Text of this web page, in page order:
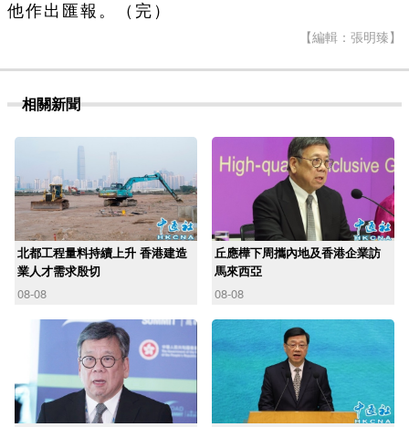
他作出匯報。（完）
【編輯：張明臻】
相關新聞
北都工程量料持續上升 香港建造
業人才需求殷切
08-08
丘應樺下周攜內地及香港企業訪
馬來西亞
08-08